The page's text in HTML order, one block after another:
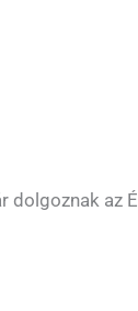
dolgoznak az